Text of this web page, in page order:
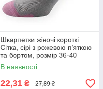
Шкарпетки жіночі короткі
Сітка, сірі з рожевою п’яткою
та бортом, розмір 36-40
(31602/32118)
В наявності
22,31 ₴ 27,89 ₴